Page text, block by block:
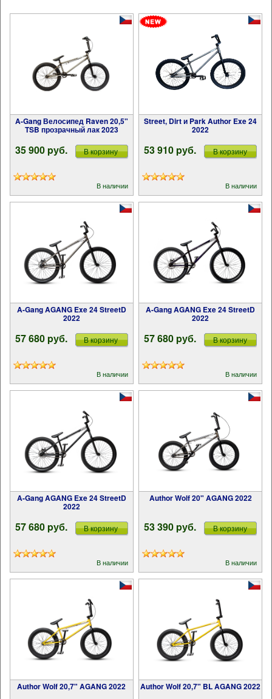
A-Gang Велосипед Raven 20,5"
TSB прозрачный лак 2023
35 900 pуб. В корзину
В наличии
Street, Dirt и Park Author Exe 24
2022
53 910 pуб. В корзину
В наличии
A-Gang AGANG Exe 24 StreetD
2022
57 680 pуб. В корзину
В наличии
A-Gang AGANG Exe 24 StreetD
2022
57 680 pуб. В корзину
В наличии
A-Gang AGANG Exe 24 StreetD
2022
57 680 pуб. В корзину
В наличии
Author Wolf 20" AGANG 2022
53 390 pуб. В корзину
В наличии
Author Wolf 20,7" AGANG 2022 Author Wolf 20,7" BL AGANG 2022